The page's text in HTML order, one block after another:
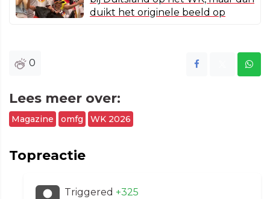
duikt het originele beeld op
0
Lees meer over:
Magazine omfg WK 2026
Topreactie
Triggered +325